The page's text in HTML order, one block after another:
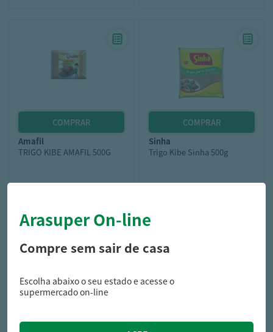
amafil
TRIGO KIBE AMAFIL 500G
R$ 5,99
sinha
Trigo Kibe Sinha 500g
Arasuper On-line
Compre sem sair de casa
Escolha abaixo o seu estado e acesse o
supermercado on-line